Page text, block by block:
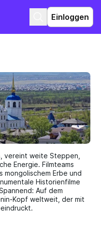
Einloggen
vereint weite Steppen,
Energie. Filmteams
mongolischem Erbe und
Historienfilme
Auf dem
Kopf weltweit, der mit